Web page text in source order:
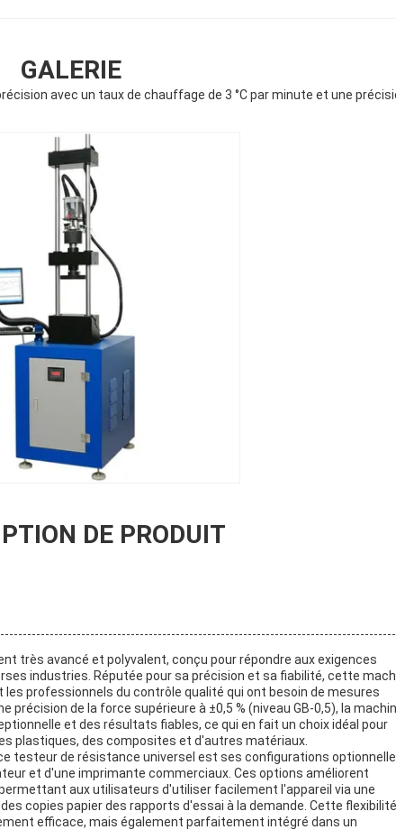
GALERIE
avec un taux de chauffage de 3 °C par minute et une
DE PRODUIT
très avancé et polyvalent, conçu pour répondre aux exigences
industries. Réputée pour sa précision et sa fiabilité, cette
professionnels du contrôle qualité qui ont besoin de mesures
de la force supérieure à ±0,5 % (niveau GB-0,5), la
et des résultats fiables, ce qui en fait un choix idéal pour
plastiques, des composites et d'autres matériaux.
testeur de résistance universel est ses configurations
et d'une imprimante commerciaux. Ces options améliorent
aux utilisateurs d'utiliser facilement l'appareil via une
copies papier des rapports d'essai à la demande. Cette flexibilité
efficace, mais également parfaitement intégré dans un